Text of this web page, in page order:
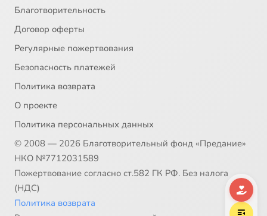
Благотворительность
Договор оферты
Регулярные пожертвования
Безопасность платежей
Политика возврата
О проекте
Политика персональных данных
© 2008 — 2026 Благотворительный фонд «Предание»
НКО №7712031589
Пожертвование согласно ст.582 ГК РФ. Без налога
(НДС)
Политика возврата